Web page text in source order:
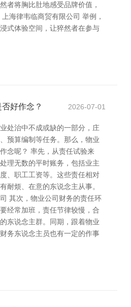
者将胸比肚地感受品牌价值，
海律韦临商贸有限公司 举例，
式体验空间，让猝然者在参与
好作念？ 2026-07-01
处治中不成或缺的一部分，庄
预算编制等任务。那么，物业
念呢？ 率先，从责任试验来
理无数的平时账务，包括业主
、职工工资等。这些责任相对
耐烦、在意的东说念主从事。
其次，物业公司财务的责任环
经常加班，责任节律较慢，合
东说念主群。同期，跟着物业
务东说念主员也有一定的作事